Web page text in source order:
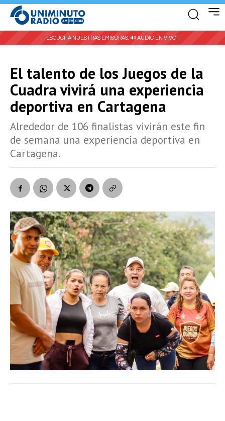
ESCUCHA NUESTRAS EMISORAS: 🔊 AUDIO EN VIVO |
El talento de los Juegos de la
Cuadra vivirá una experiencia
deportiva en Cartagena
Alrededor de 106 finalistas vivirán este fin
de semana una experiencia deportiva en
Cartagena.